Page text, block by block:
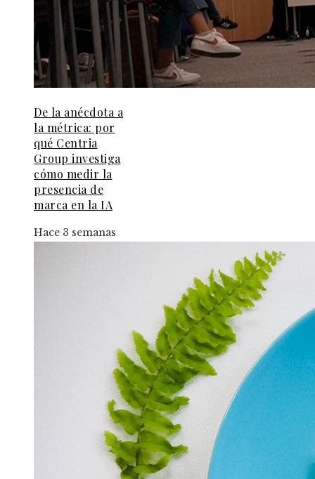
De la anécdota a
la métrica: por
qué Centria
Group investiga
cómo medir la
presencia de
marca en la IA
Hace 3 semanas